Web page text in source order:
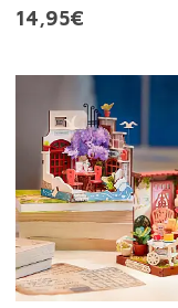
14,95€